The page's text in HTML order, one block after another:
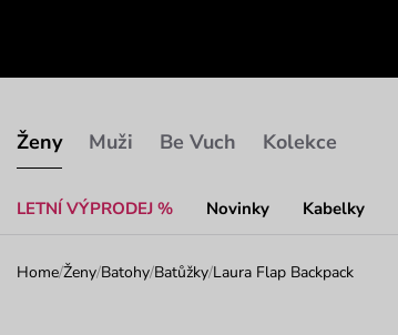
Ženy
LETNÍ VÝPRODEJ % Novinky Kabelky
Muži Be Vuch Kolekce
Home/Ženy/Batohy/Batůžky/Laura Flap Backpack